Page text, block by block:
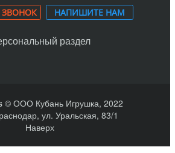
ЗВОНОК НАПИШИТЕ НАМ
раздел
© ООО Кубань Игрушка, 2022
ул. Уральская, 83/1
Наверх